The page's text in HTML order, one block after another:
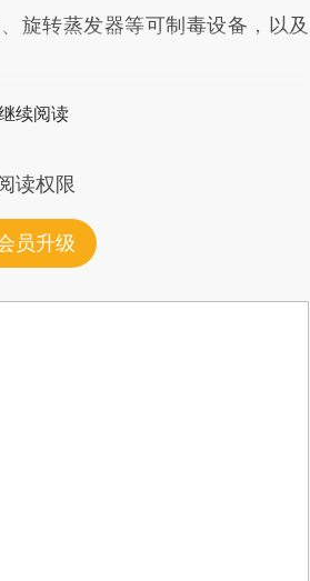
旋转蒸发器等可制毒设备，以及
续阅读
读权限
员升级